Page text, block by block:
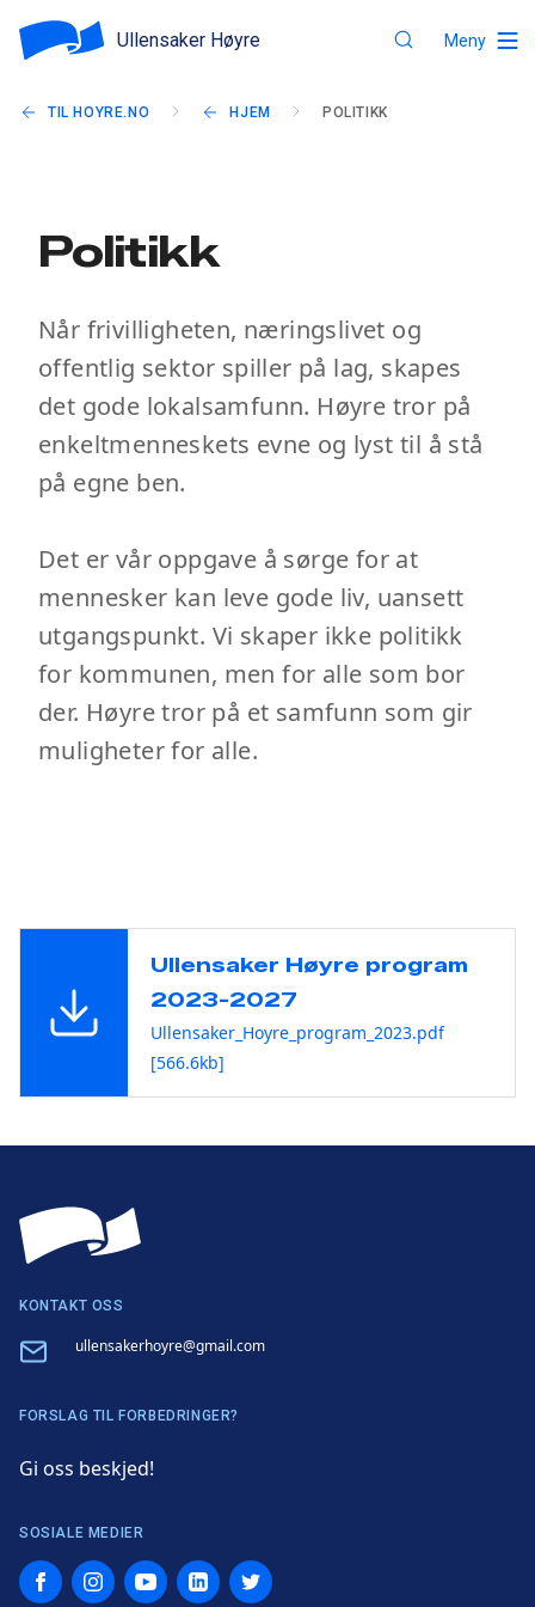
Ullensaker Høyre Meny
TIL HOYRE.NO HJEM POLITIKK
Politikk
Når frivilligheten, næringslivet og
offentlig sektor spiller på lag, skapes
det gode lokalsamfunn. Høyre tror på
enkeltmenneskets evne og lyst til å stå
på egne ben.
Det er vår oppgave å sørge for at
mennesker kan leve gode liv, uansett
utgangspunkt. Vi skaper ikke politikk
for kommunen, men for alle som bor
der. Høyre tror på et samfunn som gir
muligheter for alle.
Ullensaker Høyre program
2023-2027
Ullensaker_Hoyre_program_2023.pdf
[566.6kb]
KONTAKT OSS
Email ullensakerhoyre@gmail.com
FORSLAG TIL FORBEDRINGER?
Gi oss beskjed!
SOSIALE MEDIER
FacebookInstagramYouTubeLinkedInTwitter